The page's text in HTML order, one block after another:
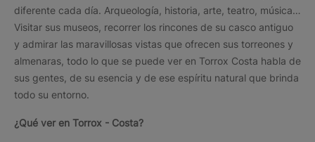
diferente cada día. Arqueología, historia, arte, teatro, música…
Visitar sus museos, recorrer los rincones de su casco antiguo
y admirar las maravillosas vistas que ofrecen sus torreones y
almenaras, todo lo que se puede ver en Torrox Costa habla de
sus gentes, de su esencia y de ese espíritu natural que brinda
todo su entorno.
¿Qué ver en Torrox - Costa?